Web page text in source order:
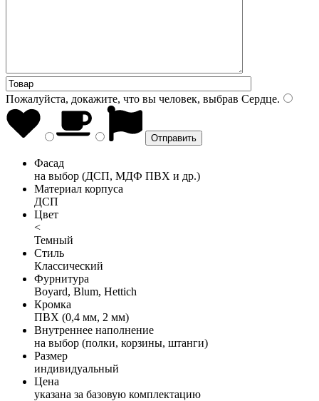
Пожалуйста, докажите, что вы человек, выбрав Сердце.
Фасад
на выбор (ДСП, МДФ ПВХ и др.)
Материал корпуса
ДСП
Цвет
<
Темный
Стиль
Классический
Фурнитура
Boyard, Blum, Hettich
Кромка
ПВХ (0,4 мм, 2 мм)
Внутреннее наполнение
на выбор (полки, корзины, штанги)
Размер
индивидуальный
Цена
указана за базовую комплектацию